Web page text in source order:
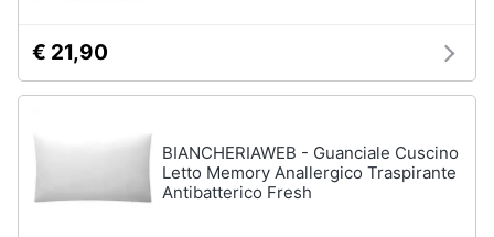
Elettrodomestici
Cucina
aria
€ 21,90
BIANCHERIAWEB - Guanciale Cuscino
Letto Memory Anallergico Traspirante
Antibatterico Fresh